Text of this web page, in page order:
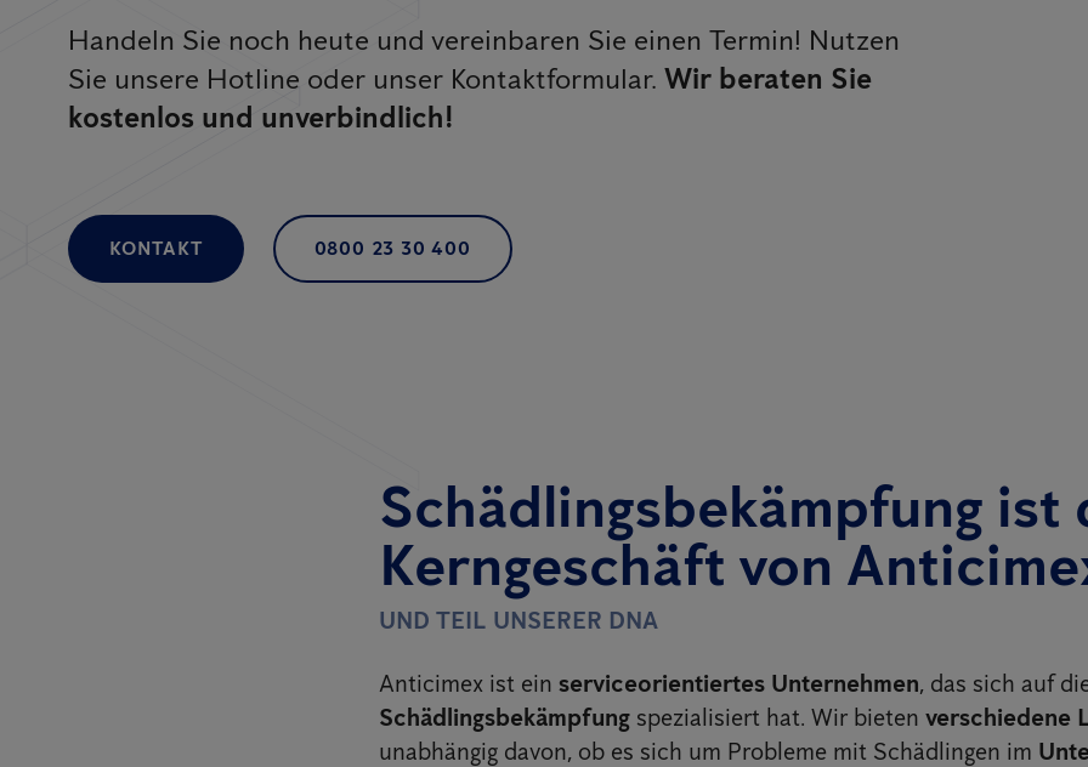
Handeln Sie noch heute und vereinbaren Sie einen Termin! Nutzen
Sie unsere Hotline oder unser Kontaktformular. Wir beraten Sie
kostenlos und unverbindlich!
KONTAKT 0800 23 30 400
Schädlingsbekämpfung ist
Kerngeschäft von
UND TEIL UNSERER DNA
Anticimex ist ein serviceorientiertes Unternehmen, das sich auf
Schädlingsbekämpfung spezialisiert hat. Wir bieten verschiedene
unabhängig davon, ob es sich um Probleme mit Schädlingen im